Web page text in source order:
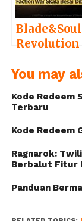
Blade&Soul
Revolution
Update
War Real-
Berskala
You may
Kode Redeem
Terbaru
Kode Redeem
Ragnarok:
Berbalut Fitur
Panduan